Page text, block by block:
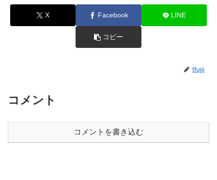
X Facebook LINE
コピー
tfujii
コメント
コメントを書き込む